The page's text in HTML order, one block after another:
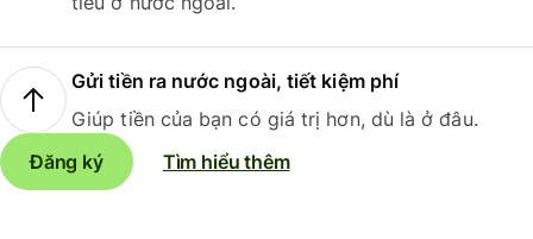
Gửi tiền ra nước ngoài, tiết kiệm phí
Giúp tiền của bạn có giá trị hơn, dù là ở đâu.
Đăng ký
Tìm hiểu thêm